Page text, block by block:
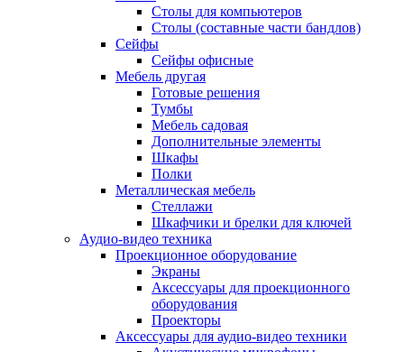
Столы для компьютеров
Столы (составные части бандлов)
Сейфы
Сейфы офисные
Мебель другая
Готовые решения
Тумбы
Мебель садовая
Дополнительные элементы
Шкафы
Полки
Металлическая мебель
Стеллажи
Шкафчики и брелки для ключей
Аудио-видео техника
Проекционное оборудование
Экраны
Аксессуары для проекционного
оборудования
Проекторы
Аксессуары для аудио-видео техники